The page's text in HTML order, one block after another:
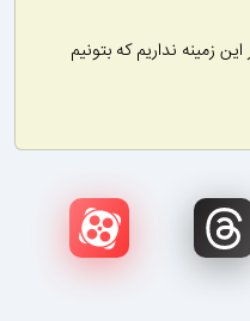
زمینه نداریم که بتونیم